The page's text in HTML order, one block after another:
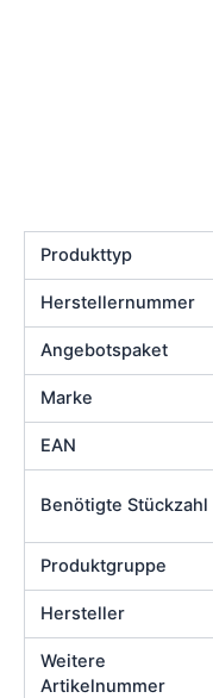
Produkttyp
Herstellernummer
Angebotspaket
Marke
EAN
Benötigte Stückzahl
Produktgruppe
Hersteller
Weitere
Artikelnummer